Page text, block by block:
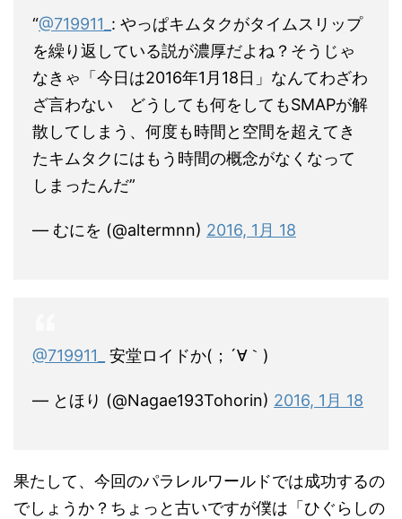
“@719911_ : やっぱキムタクがタイムスリップ
を繰り返している説が濃厚だよね？そうじゃ
なきゃ「今日は2016年1月18日」なんてわざわ
ざ言わない どうしても何をしてもSMAPが解
散してしまう、何度も時間と空間を超えてき
たキムタクにはもう時間の概念がなくなって
しまったんだ”
— むにを (@altermnn) 2016, 1月 18
@719911_ 安堂ロイドか(；´∀｀)
— とほり (@Nagae193Tohorin) 2016, 1月 18
果たして、今回のパラレルワールドでは成功するの
でしょうか？ちょっと古いですが僕は「ひぐらしの